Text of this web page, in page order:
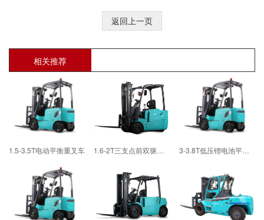
返回上一页
相关推荐
1.5-3.5T电动平衡重叉车 3-3.8T低压锂电池平衡重叉车